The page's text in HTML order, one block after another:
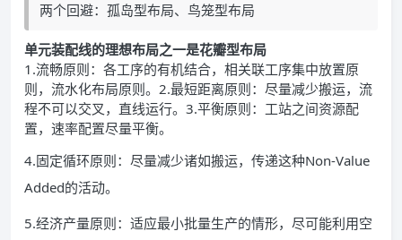
两个回避：孤岛型布局、鸟笼型布局
单元装配线的理想布局之一是花瓣型布局
1.流畅原则：各工序的有机结合，相关联工序集中放置原
则，流水化布局原则。2.最短距离原则：尽量减少搬运，流
程不可以交叉，直线运行。3.平衡原则：工站之间资源配
置，速率配置尽量平衡。
4.固定循环原则：尽量减少诸如搬运，传递这种Non-Value
Added的活动。
5.经济产量原则：适应最小批量生产的情形，尽可能利用空